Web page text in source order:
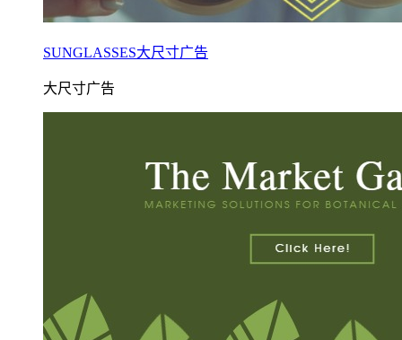
SUNGLASSES大尺寸广告
大尺寸广告